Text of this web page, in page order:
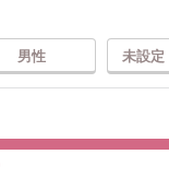
男性 未設定